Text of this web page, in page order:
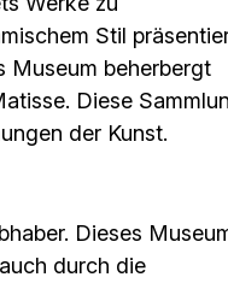
Stil
Museum beherbergt
Diese
der Kunst.
Dieses
durch die